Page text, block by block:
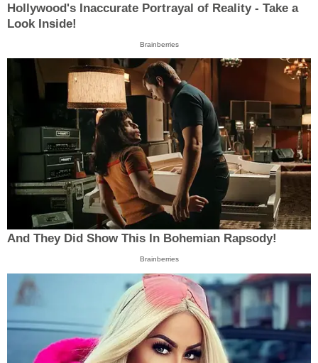
Hollywood's Inaccurate Portrayal of Reality - Take a
Look Inside!
Brainberries
And They Did Show This In Bohemian Rapsody!
Brainberries